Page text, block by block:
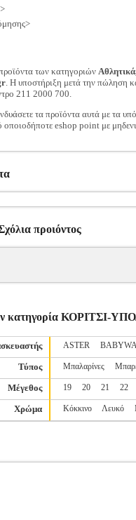
των κατηγοριών
. Η υποστήριξη μετά την πώληση
211 2000 700.
τα προϊόντα αυτά με τα
οποιοδήποτε eshop point με
προιόντος
κατηγορία
ASTER
Τύπος Μπαλαρίνες
Μέγεθος 19 20 21 22
Χρώμα Κόκκινο Λευκό